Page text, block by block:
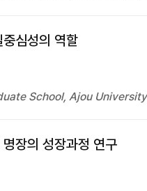
중심성의 역할
School, Ajou University
장의 성장과정 연구